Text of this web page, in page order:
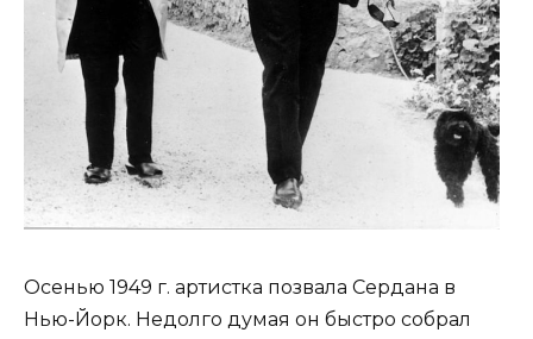
Осенью 1949 г. артистка позвала Сердана в
Нью-Йорк. Недолго думая он быстро собрал